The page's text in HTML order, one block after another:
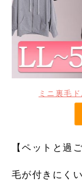
ミニ裏毛
【ペットと過
毛が付きにく